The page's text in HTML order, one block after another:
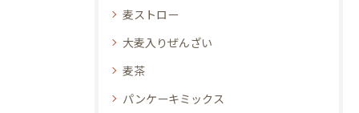
麦ストロー
大麦入りぜんざい
麦茶
パンケーキミックス